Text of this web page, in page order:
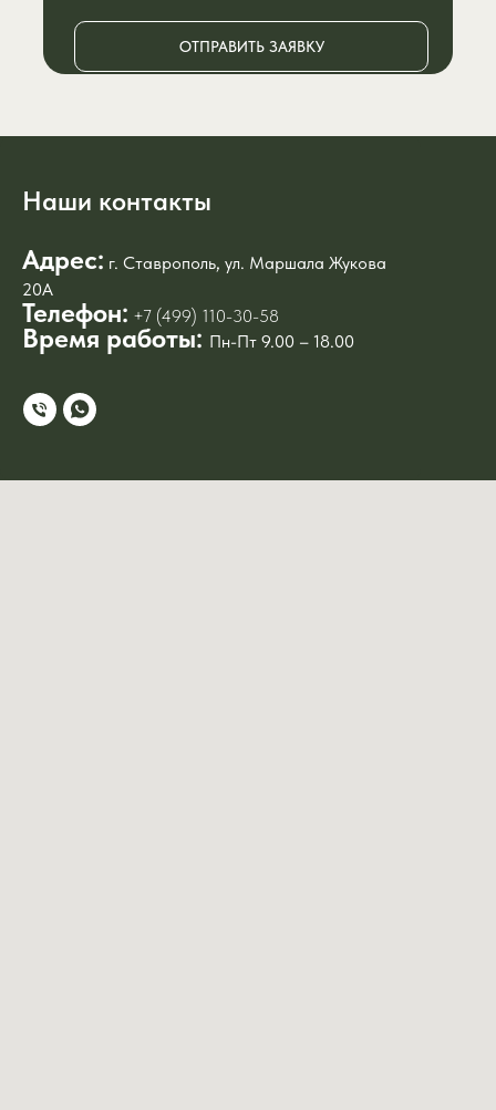
ОТПРАВИТЬ ЗАЯВКУ
Наши контакты
Адрес: г. Ставрополь, ул. Маршала Жукова
20А
Телефон: +7 (499) 110-30-58
Время работы: Пн-Пт 9.00 – 18.00